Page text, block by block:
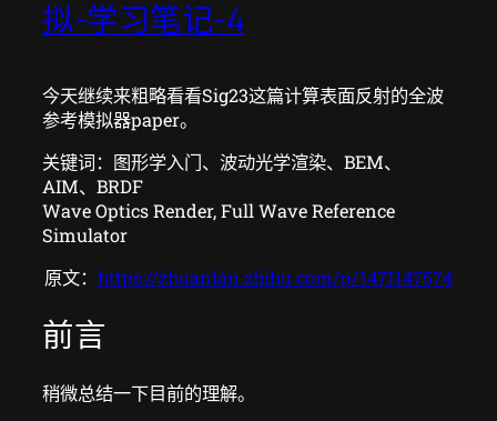
拟-学习笔记-4
今天继续来粗略看看Sig23这篇计算表面反射的全波
参考模拟器paper。
关键词：图形学入门、波动光学渲染、BEM、
AIM、BRDF
Wave Optics Render, Full Wave Reference
Simulator
原文： https://zhuanlan.zhihu.com/p/1471147574
前言
稍微总结一下目前的理解。